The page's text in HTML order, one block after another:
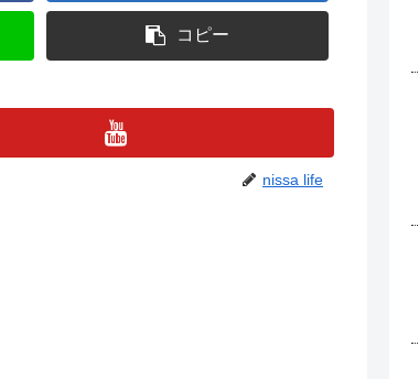
コピー
nissa life